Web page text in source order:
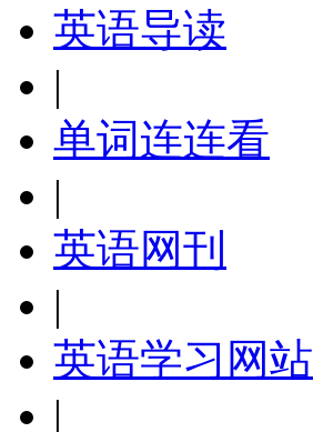
英语导读
|
单词连连看
|
英语网刊
|
英语学习网站
|